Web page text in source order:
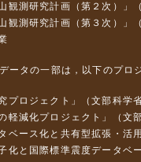
観測研究計画（第２次）」
観測研究計画（第３次）」
ータの一部は，以下のプロ
プロジェクト」（文部科
軽減化プロジェクト」（
ベース化と共有型拡張・
化と国際標準震度データ